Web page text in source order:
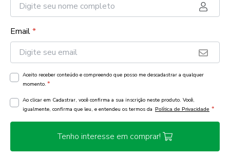
Email*
Aceito receber conteúdo e compreendo que posso me descadastrar a qualquer
momento. *
Ao clicar em Cadastrar, você confirma a sua inscrição neste produto. Você,
igualmente, confirma que leu, e entendeu os termos da Política de Privacidade *
Tenho interesse em comprar!